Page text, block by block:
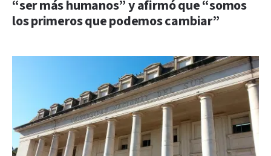
“ser más humanos” y afirmó que “somos
los primeros que podemos cambiar”